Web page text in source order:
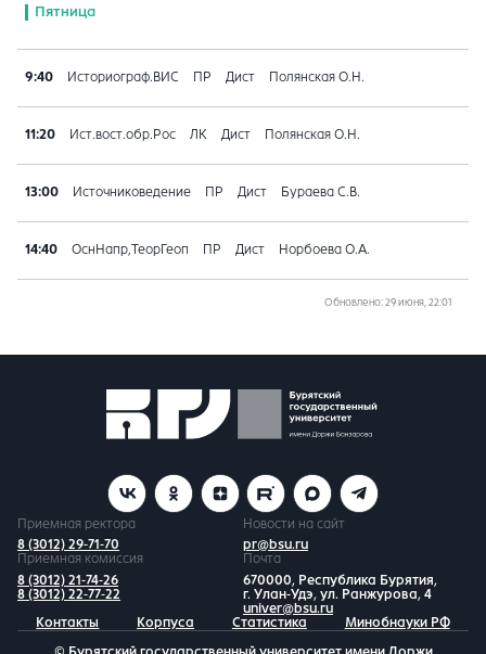
Пятница
9:40 Историограф.ВИС ПР Дист Полянская О.Н.
11:20 Ист.вост.обр.Рос ЛК Дист Полянская О.Н.
13:00 Источниковедение ПР Дист Бураева С.В.
14:40 ОснНапр,ТеорГеоп ПР Дист Норбоева О.А.
Обновлено: 29 июня, 22:01
Приемная ректора
8 (3012) 29-71-70
Новости на сайт
pr@bsu.ru
Приемная комиссия
8 (3012) 21-74-26
8 (3012) 22-77-22
Почта
670000, Республика Бурятия,
г. Улан-Удэ, ул. Ранжурова, 4
univer@bsu.ru
Контакты
Корпуса Статистика Минобнауки РФ